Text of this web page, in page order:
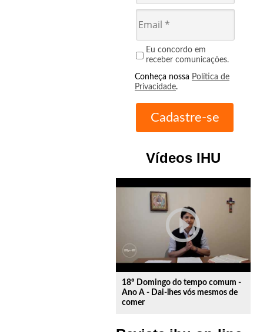
Eu concordo em
receber comunicações.
Conheça nossa Política de
Privacidade.
Vídeos IHU
play_circle_outline
18º Domingo do tempo comum -
Ano A - Dai-lhes vós mesmos de
comer